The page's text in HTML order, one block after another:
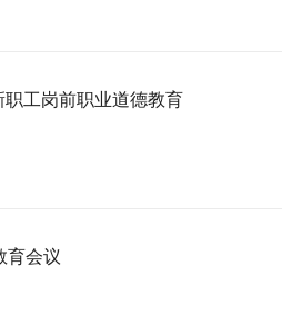
工岗前职业道德教育
育会议